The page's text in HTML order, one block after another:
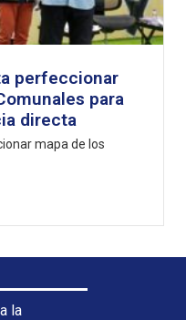
perfeccionar
para
directa
mapa de los
la